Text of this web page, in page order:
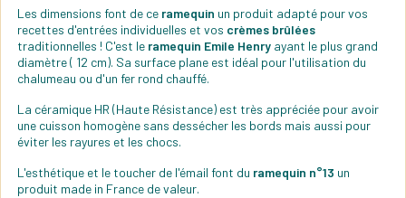
Les dimensions font de ce ramequin un produit adapté pour vos
recettes d'entrées individuelles et vos crèmes brûlées
traditionnelles ! C'est le ramequin Emile Henry ayant le plus grand
diamètre ( 12 cm). Sa surface plane est idéal pour l'utilisation du
chalumeau ou d'un fer rond chauffé.
La céramique HR (Haute Résistance) est très appréciée pour avoir
une cuisson homogène sans dessécher les bords mais aussi pour
éviter les rayures et les chocs.
L'esthétique et le toucher de l'émail font du ramequin n°13 un
produit made in France de valeur.